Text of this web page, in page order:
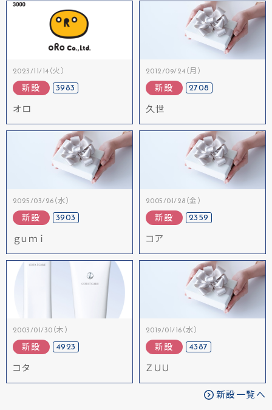
2023/11/14（火）
新設 3983
オロ
2012/09/24（月）
新設 2708
久世
2025/03/26（水）
新設 3903
ｇｕｍｉ
2005/01/28（金）
新設 2359
コア
2003/01/30（木）
新設 4923
コタ
2019/01/16（水）
新設 4387
ＺＵＵ
新設一覧へ